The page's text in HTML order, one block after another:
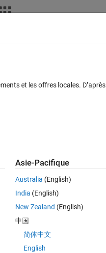
Connectez-vous
taimour sadiq
le 18 Oct 2023
le 18 Oct 2023
et les offres locales.
Asie-Pacifique
Australia (English)
India (English)
New Zealand (English)
中国
简体中文
English